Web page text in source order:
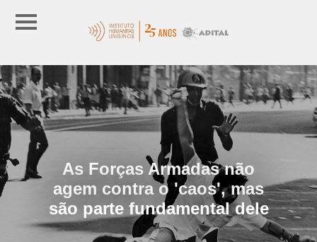
As Forças Armadas não
agem contra o 'caos', mas
são parte fundamental dele